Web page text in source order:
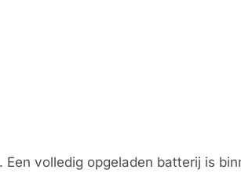
volledig opgeladen batterij is